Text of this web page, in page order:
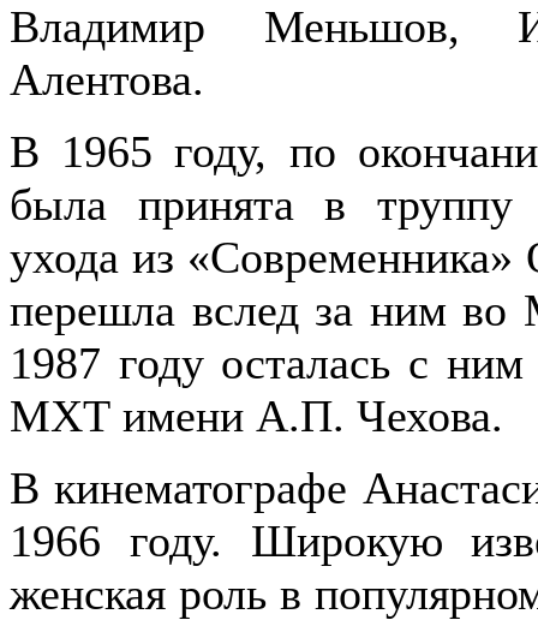
Владимир Меньшов,
Алентова.
В 1965 году, по
была принята в труппу
ухода из
перешла вслед за ним во
1987 году осталась с
МХТ имени А.П. Чехова.
В кинематографе
1966 году. Широкую
женская роль в